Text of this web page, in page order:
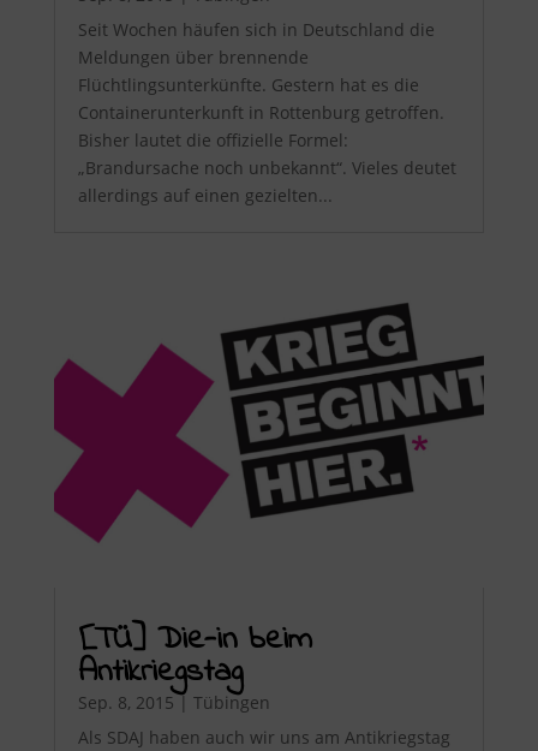
Seit Wochen häufen sich in Deutschland die
Meldungen über brennende
Flüchtlingsunterkünfte. Gestern hat es die
Containerunterkunft in Rottenburg getroffen.
Bisher lautet die offizielle Formel:
„Brandursache noch unbekannt“. Vieles deutet
allerdings auf einen gezielten...
[TÜ] Die-in beim
Antikriegstag
Sep. 8, 2015 | Tübingen
Als SDAJ haben auch wir uns am Antikriegstag